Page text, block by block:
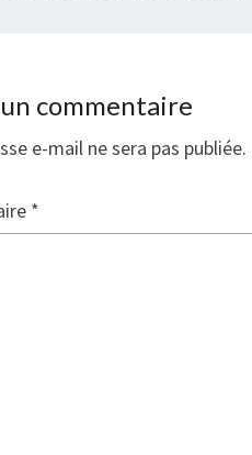
commentaire
e-mail ne sera pas publiée.
*